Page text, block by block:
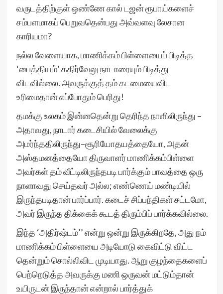
வருடத்திற்குள் ஒண்ணே கால் டஜன் ரூபாய்களைச்
சம்பளமாகப் பெறுவதென்பது அவ்வளவு லேசான
காரியமா?
நல்ல வேளையாக, மாணிக்கம் பிள்ளையைப் பிடித்த
‘பைத்தியம்’ கதிர்வேலு நாடாரையும் பிடித்து
விடவில்லை. அவருக்குத் தம் கடமையைவிட
உரிமைதான் எப்போதும் பெரிது!
தமக்கு உலகம் இன்னதென்று தெரிந்த நாளிலிருந்து –
அதாவது, நாடார் கடைசியில் வேலைக்கு
அமர்ந்ததிலிருந்து–சூரியோதயத்தையோ, அதன்
அஸ்தமனத்தையோ திருவாளர் மாணிக்கம்பிள்ளை
அவர்கள் தம் வீட்டிலிருந்தபடி பார்க்கும் பாவத்தை ஒரு
நாளாவது செய்தவர் அல்ல; எண்ணெய் மண்டியில்
இருந்தபடிதான் பார்ப்பார். கடைச் சிப்பந்திகள் சட்டமோ,
அவர் இருந்த திக்கைக் கூடத் திரும்பிப் பார்க்கவில்லை.
இந்த ‘அதிர்ஷ்டம்’’ என்று ஒன்று இருக்கிறதே, அது நம்
மாணிக்கம் பிள்ளையை அடியோடு கைவிட்டு விட்ட
தென்றும் சொல்லிவிட முடியாது. ஆறு குழந்தைகளைப்
பெற்றெடுத்த அவருக்கு மணி ஒருவன் மட்டும்தான்
உயிருடன் இருந்தான் என்றால் பார்த்துக்